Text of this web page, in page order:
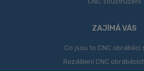
ZAJÍMÁ VÁS
Co jsou to CNC obráběcí
Rozdělení CNC